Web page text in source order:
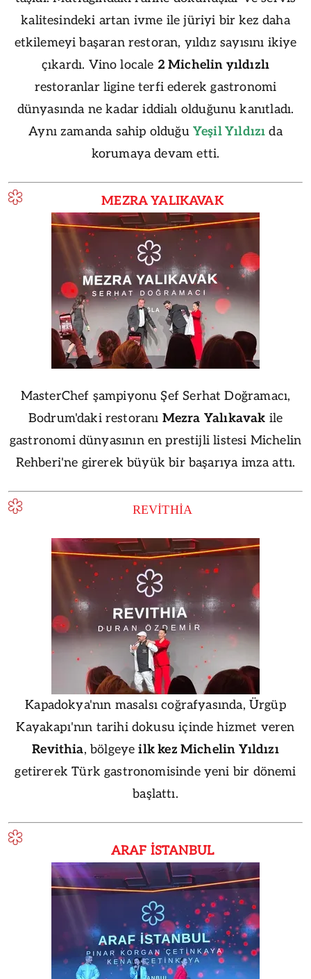
kalitesindeki artan ivme ile jüriyi bir kez daha
etkilemeyi başaran restoran, yıldız sayısını ikiye
çıkardı. Vino locale 2 Michelin yıldızlı
restoranlar ligine terfi ederek gastronomi
dünyasında ne kadar iddialı olduğunu kanıtladı.
Aynı zamanda sahip olduğu Yeşil Yıldızı da
korumaya devam etti.
MEZRA YALIKAVAK
MasterChef şampiyonu Şef Serhat Doğramacı,
Bodrum'daki restoranı Mezra Yalıkavak ile
gastronomi dünyasının en prestijli listesi Michelin
Rehberi'ne girerek büyük bir başarıya imza attı.
REVİTHİA
Kapadokya'nın masalsı coğrafyasında, Ürgüp
Kayakapı'nın tarihi dokusu içinde hizmet veren
Revithia, bölgeyeilk kez Michelin Yıldızı
getirerek Türk gastronomisinde yeni bir dönemi
başlattı.
ARAF İSTANBUL